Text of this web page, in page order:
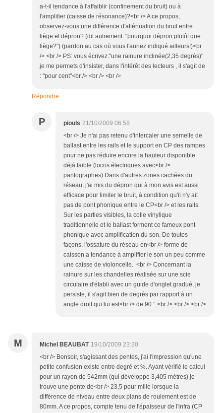
a-t-il tendance à l'affaiblir (confinement du bruit) ou à
l'amplifier (caisse de résonance)?<br /> A ce propos,
observez-vous une différence d'atténuation du bruit entre
liège et dépron? (dit autrement: "pourquoi dépron plutôt que
liège?") (pardon au cas où vous l'auriez indiqué ailleurs!)<br
/> <br /> PS: vous écrivez:"une rainure inclinée(2,35 degrés)"
je me permets d'insister, dans l'intérêt des lecteurs , il s'agit de
: "pour cent"<br /> <br /> <br />
Répondre
P piouls 21/10/2009 06:58
<br /> Je n'ai pas retenu d'intercaler une semelle de
ballast entre les rails et le support en CP des rampes
pour ne pas réduire encore la hauteur disponible
déjà faible (locos électriques avec<br />
pantographes) Dans d'autres zones cachées du
réseau, j'ai mis du dépron qui à mon avis est aussi
efficace pour limiter le bruit, à condition qu'il n'y ait
pas de pont phonique entre le CP<br /> et les rails.
Sur les parties visibles, la colle vinylique
traditionnelle et le ballast forment ce fameux pont
phonique avec amplification du son. De toutes
façons, l'ossature du réseau en<br /> forme de
caisson a tendance à amplifier le son un peu comme
une caisse de violoncelle. <br /> Concernant la
rainure sur les chandelles réalisée sur une scie
circulaire d'établi avec un guide d'onglet gradué, je
persiste, il s'agit bien de degrés par rapport à un
angle droit qui lui est<br /> de 90 ° <br /> <br /> <br />
M Michel BEAUBAT 19/10/2009 23:30
<br /> Bonsoir, s'agissant des pentes, j'ai l'impression qu'une
petite confusion existe entre degré et %. Ayant vérifié le calcul
pour un rayon de 542mm (qui développe 3,405 mètres) je
trouve une pente de<br /> 23,5 pour mille lorsque la
différence de niveau entre deux plans de roulement est de
80mm. A ce propos, compte tenu de l'épaisseur de l'infra (CP